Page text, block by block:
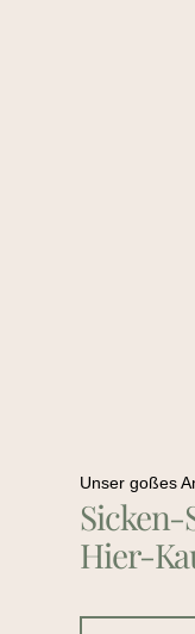
Unser goßes
Hier-